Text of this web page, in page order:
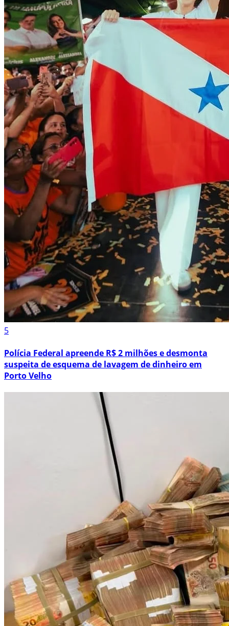
5
Polícia Federal apreende R$ 2 milhões e desmonta
suspeita de esquema de lavagem de dinheiro em
Porto Velho